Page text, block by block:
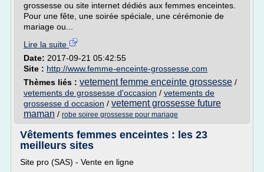
grossesse ou site internet dédiés aux femmes enceintes.
Pour une fête, une soirée spéciale, une cérémonie de
mariage ou...
Lire la suite
Date: 2017-09-21 05:42:55
Site : http://www.femme-enceinte-grossesse.com
Thèmes liés : vetement femme enceinte grossesse /
vetements de grossesse d'occasion / vetements de
grossesse d occasion / vetement grossesse future
maman / robe soiree grossesse pour mariage
Vêtements femmes enceintes : les 23
meilleurs sites
Site pro (SAS) - Vente en ligne